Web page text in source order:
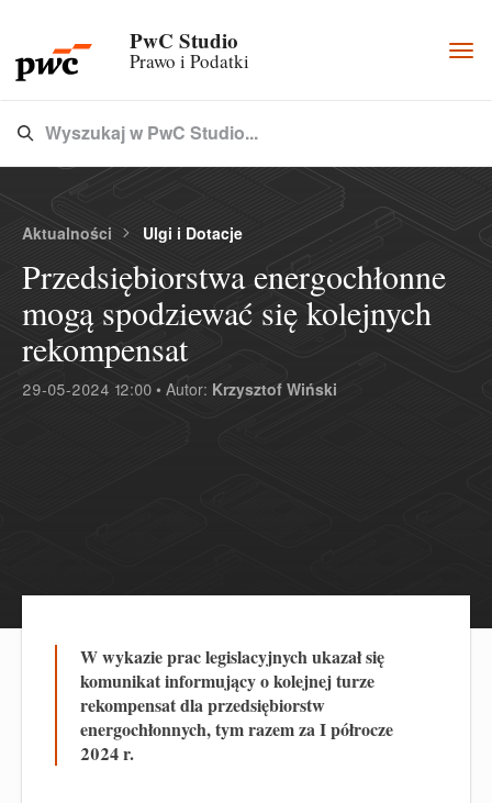
PwC Studio
Prawo i Podatki
Type 3 or more characters for results.
Wyszukaj w PwC Studio...
Aktualności Ulgi i Dotacje
Przedsiębiorstwa energochłonne
mogą spodziewać się kolejnych
rekompensat
29-05-2024 12:00 • Autor: Krzysztof Wiński
W wykazie prac legislacyjnych ukazał się
komunikat informujący o kolejnej turze
rekompensat dla przedsiębiorstw
energochłonnych, tym razem za I półrocze
2024 r.